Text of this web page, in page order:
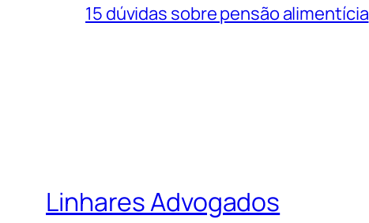
15 dúvidas sobre pensão alimentícia
Linhares Advogados